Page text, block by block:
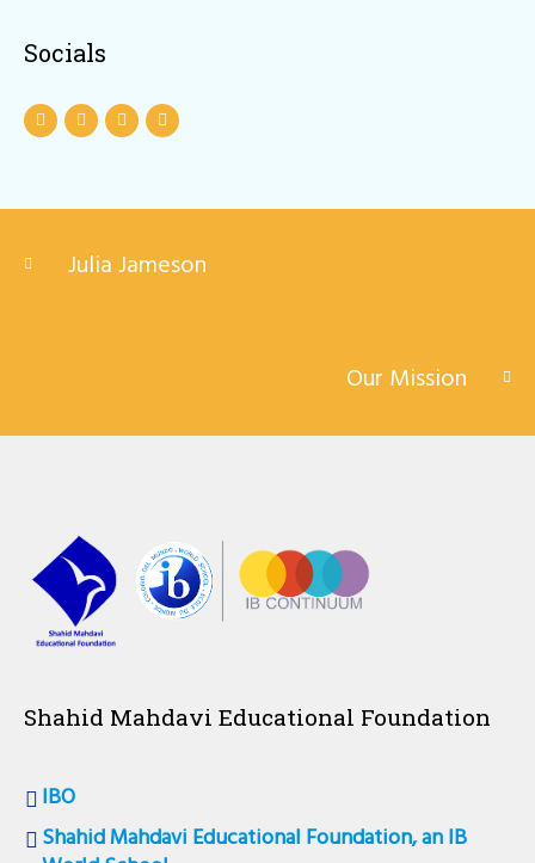
Socials
Julia Jameson
Our Mission
Shahid Mahdavi Educational Foundation
IBO
Shahid Mahdavi Educational Foundation, an IB